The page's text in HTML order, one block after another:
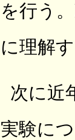
を行う
に理解
次に近
実験に